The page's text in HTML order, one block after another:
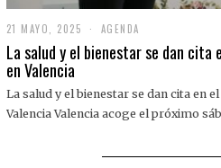
21 MAYO, 2025
1
M
O
,
AGENDA
La salud y el bienestar se dan cita
en Valencia
La salud y el bienestar se dan cita en
Valencia Valencia acoge el próximo